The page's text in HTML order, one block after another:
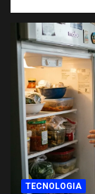
TECNOLOGIA